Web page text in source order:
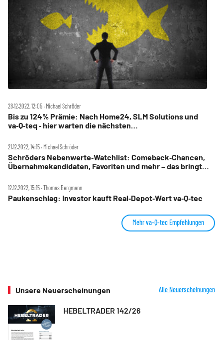
28.12.2022, 12:05 ‧ Michael Schröder
Bis zu 124% Prämie: Nach Home24, SLM Solutions und
va‑Q‑teq ‑ hier warten die nächsten
21.12.2022, 14:15 ‧ Michael Schröder
Schröders Nebenwerte‑Watchlist: Comeback‑Chancen,
Übernahmekandidaten, Favoriten und mehr – das bringt
12.12.2022, 15:15 ‧ Thomas Bergmann
Paukenschlag: Investor kauft Real‑Depot‑Wert va‑Q‑tec
Mehr va-Q-tec Empfehlungen
Unsere Neuerscheinungen Alle Neuerscheinungen
HEBELTRADER 142/26